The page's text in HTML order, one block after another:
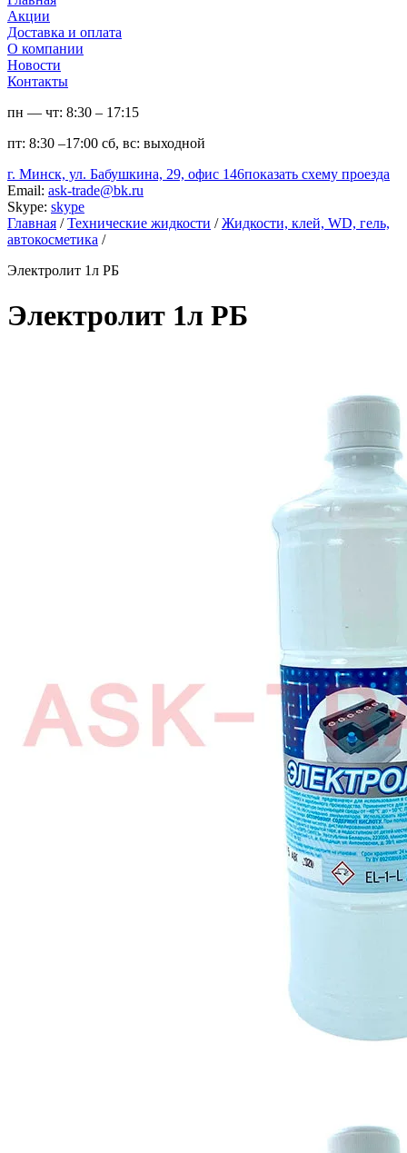
Акции
Доставка и оплата
О компании
Новости
Контакты
пн — чт: 8:30 – 17:15
пт: 8:30 –17:00 сб, вс: выходной
г. Минск, ул. Бабушкина, 29, офис 146показать схему проезда
Email: ask-trade@bk.ru
Skype: skype
Главная / Технические жидкости / Жидкости, клей, WD, гель,
автокосметика /
Электролит 1л РБ
Электролит 1л РБ